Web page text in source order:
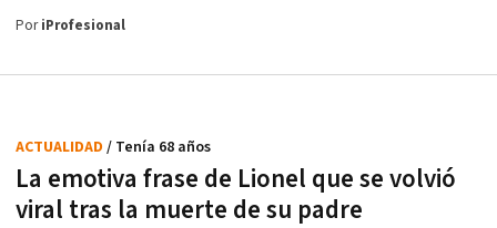
PoriProfesional
La emotiva frase de Lionel que se volvió
viral tras la muerte de su padre
ACTUALIDAD / Tenía 68 años